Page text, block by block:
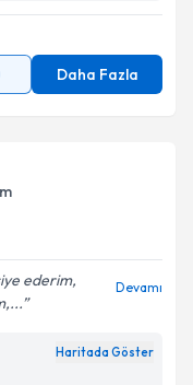
Daha Fazla
ederim,
Devamı
Haritada Göster